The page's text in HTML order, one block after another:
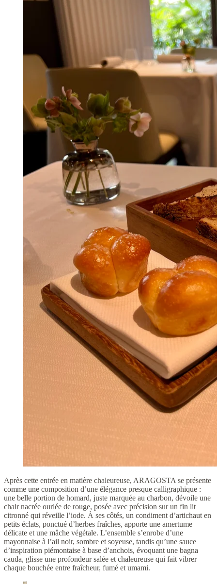
Après cette entrée en matière chaleureuse, ARAGOSTA se présente
comme une composition d’une élégance presque calligraphique :
une belle portion de homard, juste marquée au charbon, dévoile une
chair nacrée ourlée de rouge, posée avec précision sur un fin lit
citronné qui réveille l’iode. À ses côtés, un condiment d’artichaut en
petits éclats, ponctué d’herbes fraîches, apporte une amertume
délicate et une mâche végétale. L’ensemble s’enrobe d’une
mayonnaise à l’ail noir, sombre et soyeuse, tandis qu’une sauce
d’inspiration piémontaise à base d’anchois, évoquant une bagna
cauda, glisse une profondeur salée et chaleureuse qui fait vibrer
chaque bouchée entre fraîcheur, fumé et umami.